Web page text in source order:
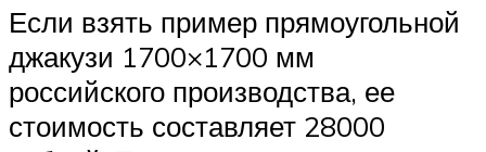
Если взять пример прямоугольной
джакузи 1700×1700 мм
российского производства, ее
стоимость составляет 28000